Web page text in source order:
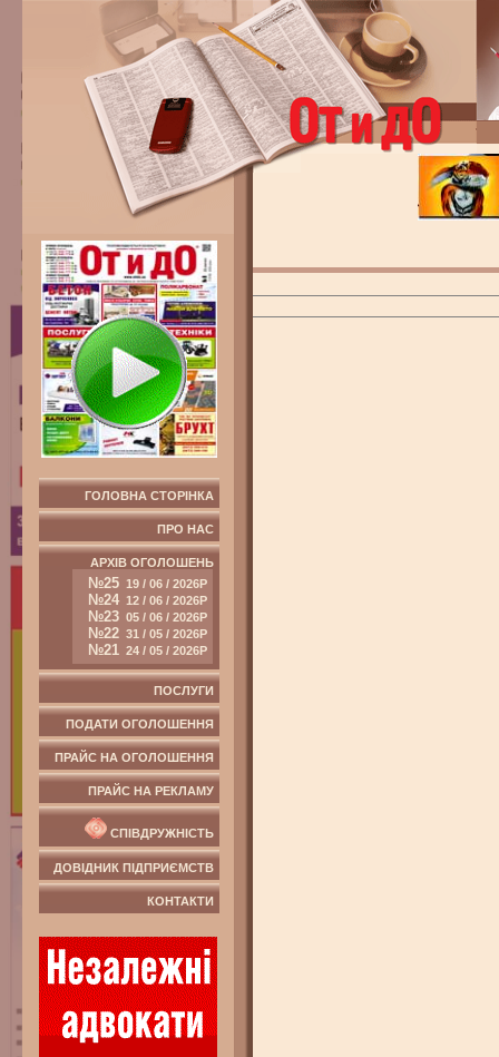
ГОЛОВНА СТОРІНКА
ПРО НАС
АРХІВ ОГОЛОШЕНЬ
№25 19 / 06 / 2026Р
№24 12 / 06 / 2026Р
№23 05 / 06 / 2026Р
№22 31 / 05 / 2026Р
№21 24 / 05 / 2026Р
ПОСЛУГИ
ПОДАТИ ОГОЛОШЕННЯ
ПРАЙС НА ОГОЛОШЕННЯ
ПРАЙС НА РЕКЛАМУ
СПІВДРУЖНІСТЬ
ДОВІДНИК ПІДПРИЄМСТВ
КОНТАКТИ